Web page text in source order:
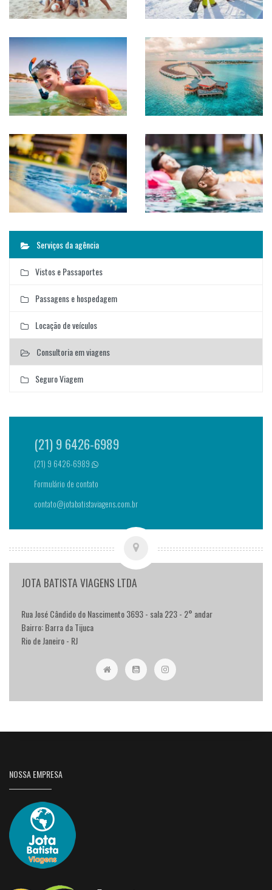
Serviços da agência
Vistos e Passaportes
Passagens e hospedagem
Locação de veículos
Consultoria em viagens
Seguro Viagem
(21) 9 6426-6989
(21) 9 6426-6989
Formulário de contato
contato@jotabatistaviagens.com.br
JOTA BATISTA VIAGENS LTDA
Rua José Cândido do Nascimento 3693 - sala 223 - 2° andar
Bairro: Barra da Tijuca
Rio de Janeiro - RJ
NOSSA EMPRESA